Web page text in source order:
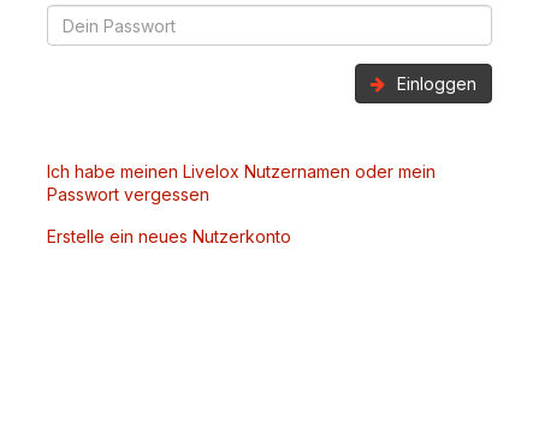
Einloggen
Ich habe meinen Livelox Nutzernamen oder mein
Passwort vergessen
Erstelle ein neues Nutzerkonto